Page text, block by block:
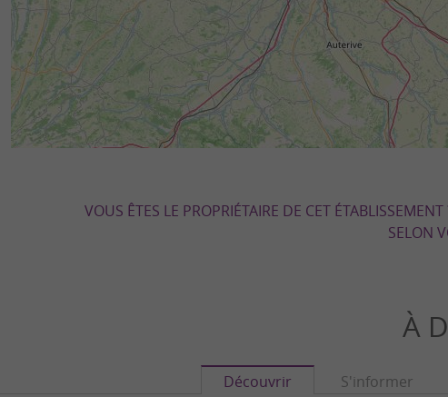
VOUS ÊTES LE PROPRIÉTAIRE DE CET
SELON
À
Découvrir S'informer